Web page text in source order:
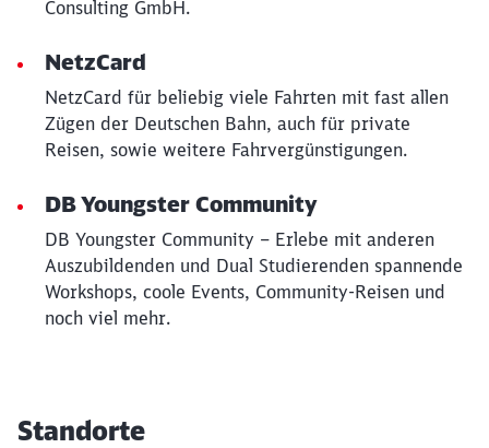
Consulting GmbH.
NetzCard
NetzCard für beliebig viele Fahrten mit fast allen
Zügen der Deutschen Bahn, auch für private
Reisen, sowie weitere Fahrvergünstigungen.
DB Youngster Community
DB Youngster Community – Erlebe mit anderen
Auszubildenden und Dual Studierenden spannende
Workshops, coole Events, Community-Reisen und
noch viel mehr.
Standorte